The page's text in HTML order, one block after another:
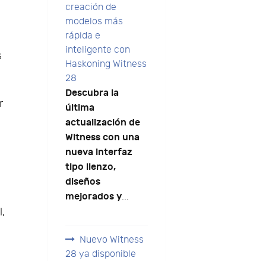
creación de
modelos más
rápida e
inteligente con
Haskoning Witness
28
Descubra la
última
actualización de
Witness con una
nueva interfaz
tipo lienzo,
diseños
mejorados y...
Nuevo Witness
28 ya disponible